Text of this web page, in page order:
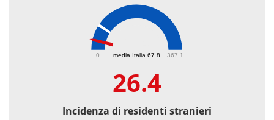
media Italia 67.8
0 367.1
26.4
Incidenza di residenti stranieri